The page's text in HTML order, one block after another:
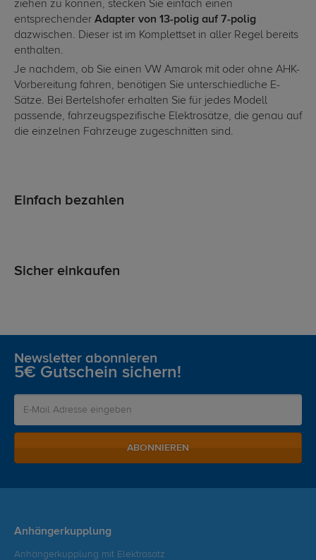
ziehen zu können, stecken Sie einfach einen
entsprechender Adapter von 13-polig auf 7-polig
dazwischen. Dieser ist im Komplettset in aller Regel bereits
enthalten.
Je nachdem, ob Sie einen VW Amarok mit oder ohne AHK-
Vorbereitung fahren, benötigen Sie unterschiedliche E-
Sätze. Bei Bertelshofer erhalten Sie für jedes Modell
passende, fahrzeugspezifische Elektrosätze, die genau auf
die einzelnen Fahrzeuge zugeschnitten sind.
Einfach bezahlen
Sicher einkaufen
Newsletter abonnieren
5€ Gutschein sichern!
ABONNIEREN
Anhängerkupplung
Anhängerkupplung mit Elektrosatz